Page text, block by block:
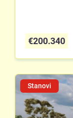
€200.340
Stanovi